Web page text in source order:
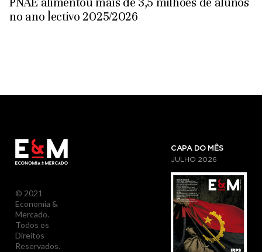
no ano lectivo 2025/2026
© 2021
Economia &
Mercado.
Todos os
Direitos
Reservados.
CAPA DO MÊS
JULHO 2026